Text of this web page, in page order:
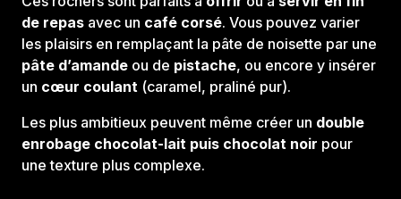
de repas avec un café corsé. Vous pouvez varier
les plaisirs en remplaçant la pâte de noisette par une
pâte d’amande ou de pistache, ou encore y insérer
un cœur coulant (caramel, praliné pur).
Les plus ambitieux peuvent même créer un double
enrobage chocolat-lait puis chocolat noir pour
une texture plus complexe.